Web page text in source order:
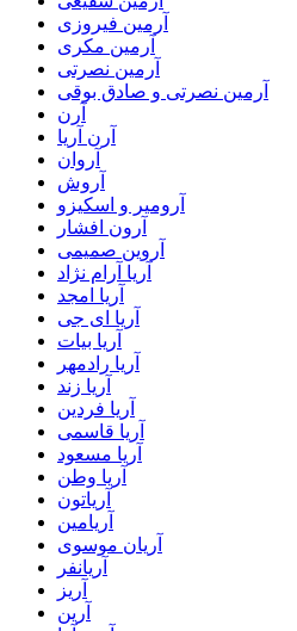
آرمین فیروزی
آرمین مکری
آرمین نصرتی
آرمین نصرتی و صادق بوقی
آرن
آرن آریا
آروان
آروش
آرومیر و اسکیزو
آرون افشار
آروین صمیمی
آریا آرام نژاد
آریا امجد
آریا ای جی
آریا بیات
آریا رادمهر
آریا زند
آریا فردین
آریا قاسمی
آریا مسعود
آریا وطن
آریاتون
آریامین
آریان موسوی
آریانفر
آریز
آرین